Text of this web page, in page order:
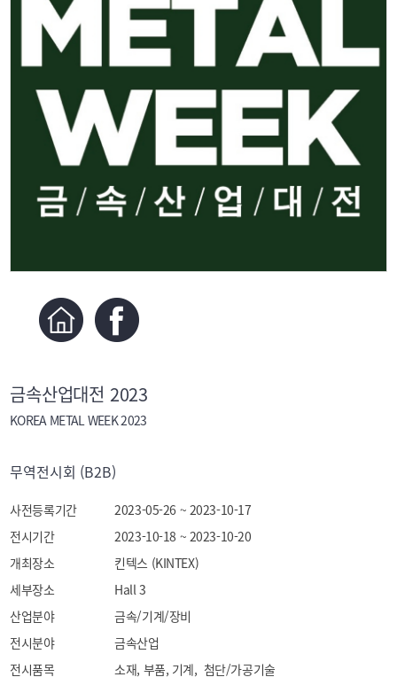
금속산업대전 2023
KOREA METAL WEEK 2023
무역전시회 (B2B)
사전등록기간
2023-05-26 ~ 2023-10-17
전시기간
2023-10-18 ~ 2023-10-20
개최장소
킨텍스 (KINTEX)
세부장소
Hall 3
산업분야
금속/기계/장비
전시분야
금속산업
전시품목
소재, 부품, 기계,  첨단/가공기술